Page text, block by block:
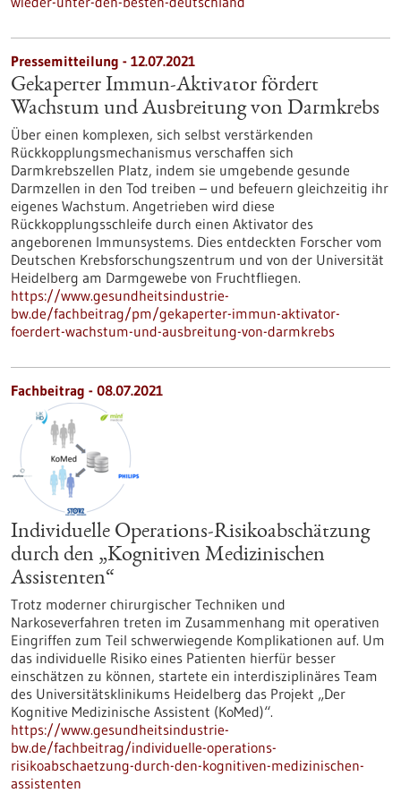
Pressemitteilung - 12.07.2021
Gekaperter Immun-Aktivator fördert
Wachstum und Ausbreitung von Darmkrebs
Über einen komplexen, sich selbst verstärkenden
Rückkopplungsmechanismus verschaffen sich
Darmkrebszellen Platz, indem sie umgebende gesunde
Darmzellen in den Tod treiben – und befeuern gleichzeitig ihr
eigenes Wachstum. Angetrieben wird diese
Rückkopplungsschleife durch einen Aktivator des
angeborenen Immunsystems. Dies entdeckten Forscher vom
Deutschen Krebsforschungszentrum und von der Universität
Heidelberg am Darmgewebe von Fruchtfliegen.
https://www.gesundheitsindustrie-
bw.de/fachbeitrag/pm/gekaperter-immun-aktivator-
foerdert-wachstum-und-ausbreitung-von-darmkrebs
Fachbeitrag - 08.07.2021
Individuelle Operations-Risikoabschätzung
durch den „Kognitiven Medizinischen
Assistenten“
Trotz moderner chirurgischer Techniken und
Narkoseverfahren treten im Zusammenhang mit operativen
Eingriffen zum Teil schwerwiegende Komplikationen auf. Um
das individuelle Risiko eines Patienten hierfür besser
einschätzen zu können, startete ein interdisziplinäres Team
des Universitätsklinikums Heidelberg das Projekt „Der
Kognitive Medizinische Assistent (KoMed)“.
https://www.gesundheitsindustrie-
bw.de/fachbeitrag/individuelle-operations-
risikoabschaetzung-durch-den-kognitiven-medizinischen-
assistenten